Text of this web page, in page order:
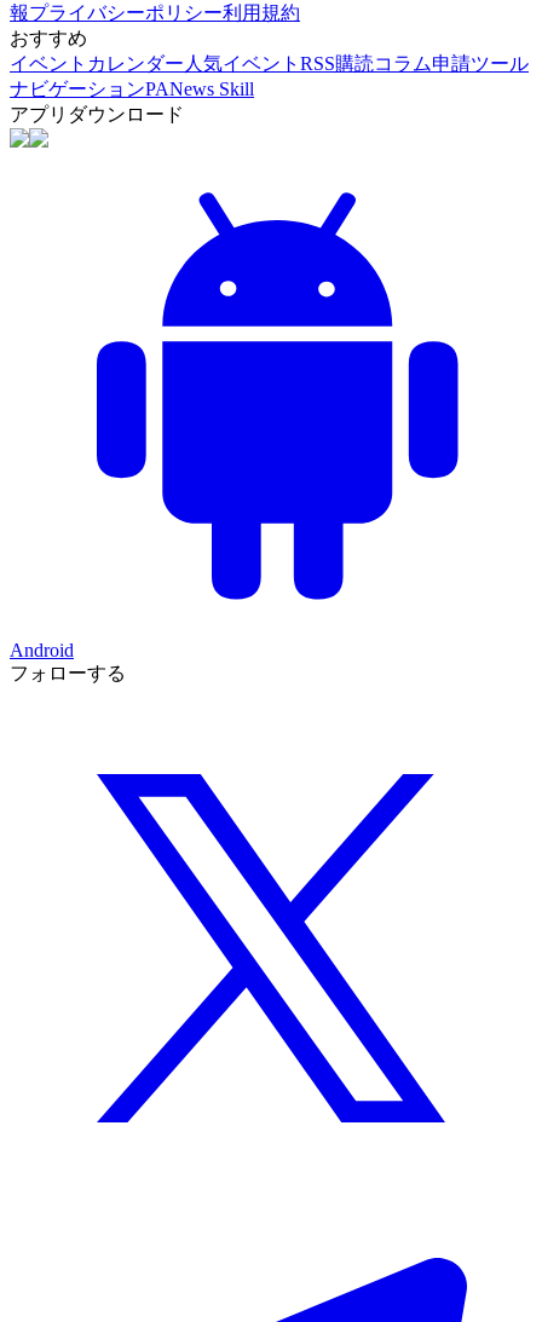
報プライバシーポリシー利用規約
おすすめ
イベントカレンダー 人気イベント RSS購読コラム申請ツール
ナビゲーションPANews Skill
アプリダウンロード
Android
フォローする